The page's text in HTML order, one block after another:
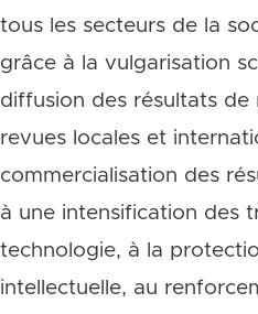
tous les secteurs de la
grâce à la vulgarisation
diffusion des résultats de
revues locales et
commercialisation des
à une intensification des
technologie, à la
intellectuelle, au